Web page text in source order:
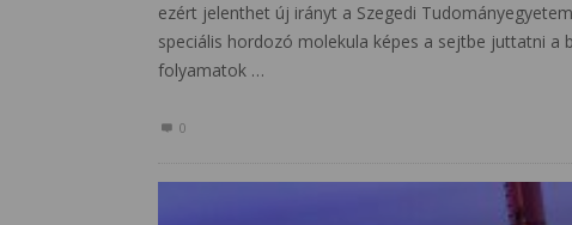
ezért jelenthet új irányt a Szegedi
speciális hordozó molekula képes a sejtbe juttatni
folyamatok …
0